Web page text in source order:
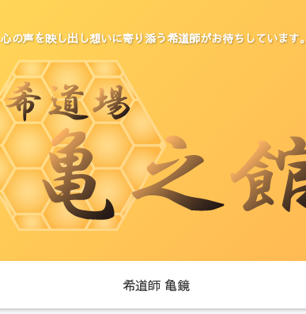
心の声を映し出し想いに寄り添う希道師がお待ちしています。
希道師 亀鏡